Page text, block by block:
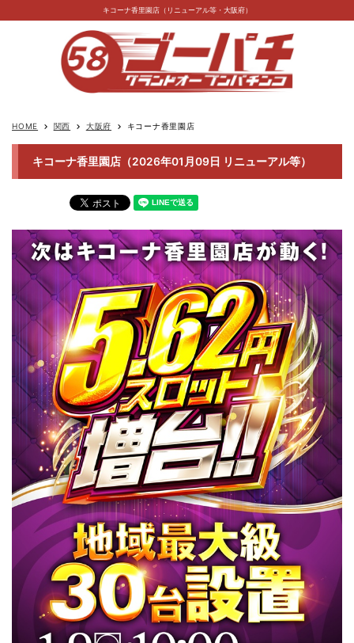
キコーナ香里園店（リニューアル等・大阪府）
HOME keyboard_arrow_right 関西 keyboard_arrow_right 大阪府 keyboard_arrow_right キコーナ香里園店
キコーナ香里園店（2026年01月09日 リニューアル等）